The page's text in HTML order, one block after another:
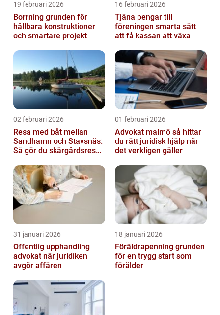
19 februari 2026
Borrning grunden för
hållbara konstruktioner
och smartare projekt
16 februari 2026
Tjäna pengar till
föreningen smarta sätt
att få kassan att växa
02 februari 2026
Resa med båt mellan
Sandhamn och Stavsnäs:
Så gör du skärgårdsresan
01 februari 2026
Advokat malmö så hittar
du rätt juridisk hjälp när
det verkligen gäller
31 januari 2026
Offentlig upphandling
advokat när juridiken
avgör affären
18 januari 2026
Föräldrapenning grunden
för en trygg start som
förälder